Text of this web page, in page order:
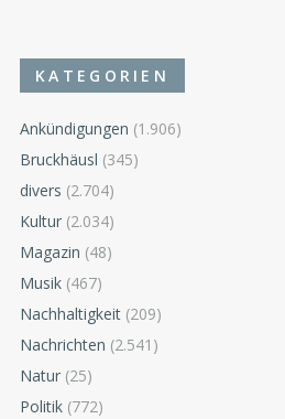
KATEGORIEN
Ankündigungen (1.906)
Bruckhäusl (345)
divers (2.704)
Kultur (2.034)
Magazin (48)
Musik (467)
Nachhaltigkeit (209)
Nachrichten (2.541)
Natur (25)
Politik (772)